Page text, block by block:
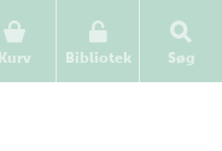
Kurv
Bibliotek Søg